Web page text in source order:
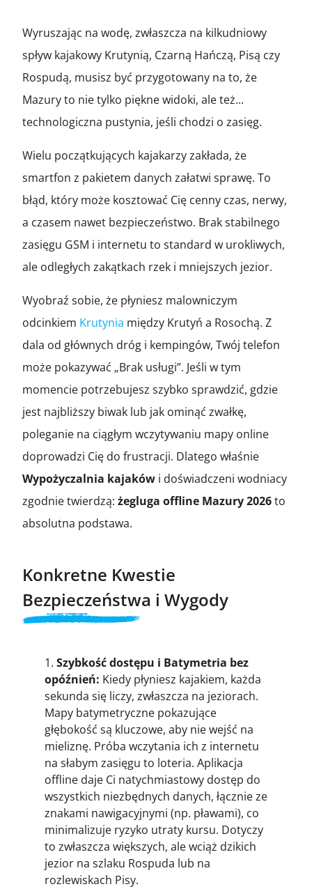
Wyruszając na wodę, zwłaszcza na kilkudniowy
spływ kajakowy Krutynią, Czarną Hańczą, Pisą czy
Rospudą, musisz być przygotowany na to, że
Mazury to nie tylko piękne widoki, ale też...
technologiczna pustynia, jeśli chodzi o zasięg.
Wielu początkujących kajakarzy zakłada, że
smartfon z pakietem danych załatwi sprawę. To
błąd, który może kosztować Cię cenny czas, nerwy,
a czasem nawet bezpieczeństwo. Brak stabilnego
zasięgu GSM i internetu to standard w urokliwych,
ale odległych zakątkach rzek i mniejszych jezior.
Wyobraź sobie, że płyniesz malowniczym
odcinkiem Krutynia między Krutyń a Rosochą. Z
dala od głównych dróg i kempingów, Twój telefon
może pokazywać „Brak usługi”. Jeśli w tym
momencie potrzebujesz szybko sprawdzić, gdzie
jest najbliższy biwak lub jak ominąć zwałkę,
poleganie na ciągłym wczytywaniu mapy online
doprowadzi Cię do frustracji. Dlatego właśnie
Wypożyczalnia kajaków i doświadczeni wodniacy
zgodnie twierdzą: żegluga offline Mazury 2026to
absolutna podstawa.
Konkretne Kwestie
Bezpieczeństwa i Wygody
Szybkość dostępu i Batymetria bez
opóźnień: Kiedy płyniesz kajakiem, każda
sekunda się liczy, zwłaszcza na jeziorach.
Mapy batymetryczne pokazujące
głębokość są kluczowe, aby nie wejść na
mieliznę. Próba wczytania ich z internetu
na słabym zasięgu to loteria. Aplikacja
offline daje Ci natychmiastowy dostęp do
wszystkich niezbędnych danych, łącznie ze
znakami nawigacyjnymi (np. pławami), co
minimalizuje ryzyko utraty kursu. Dotyczy
to zwłaszcza większych, ale wciąż dzikich
jezior na szlaku Rospuda lub na
rozlewiskach Pisy.